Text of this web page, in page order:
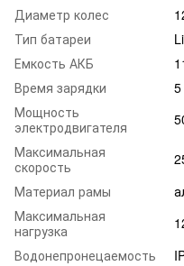
Диаметр колес
Тип батареи
Емкость АКБ
Время зарядки
Мощность
электродвигателя
Максимальная
скорость
Материал рамы
Максимальная
нагрузка
Водонепронецаемость